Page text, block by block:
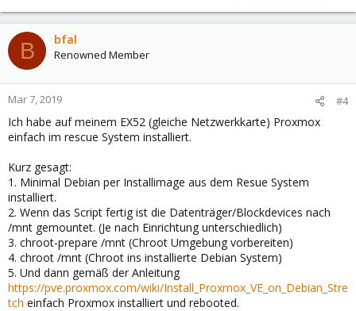
B bfal
Renowned Member
Mar 7, 2019 #4
Ich habe auf meinem EX52 (gleiche Netzwerkkarte) Proxmox
einfach im rescue System installiert.
Kurz gesagt:
1. Minimal Debian per Installimage aus dem Resue System
installiert.
2. Wenn das Script fertig ist die Datenträger/Blockdevices nach
/mnt gemountet. (Je nach Einrichtung unterschiedlich)
3. chroot-prepare /mnt (Chroot Umgebung vorbereiten)
4. chroot /mnt (Chroot ins installierte Debian System)
5. Und dann gemäß der Anleitung
https://pve.proxmox.com/wiki/Install_Proxmox_VE_on_Debian_Stre
tch einfach Proxmox installiert und rebooted.